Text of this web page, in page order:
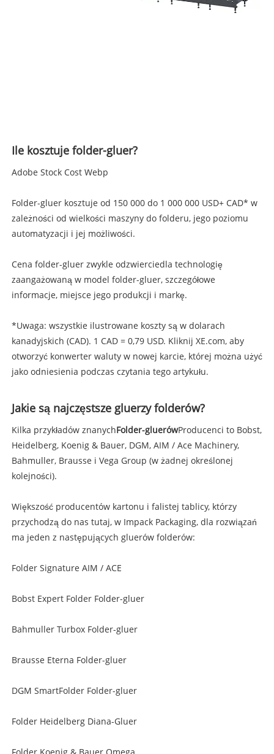
Ile kosztuje folder-gluer?
Adobe Stock Cost Webp
Folder-gluer kosztuje od 150 000 do 1 000 000 USD+ CAD* w
zależności od wielkości maszyny do folderu, jego poziomu
automatyzacji i jej możliwości.
Cena folder-gluer zwykle odzwierciedla technologię
zaangażowaną w model folder-gluer, szczegółowe
informacje, miejsce jego produkcji i markę.
*Uwaga: wszystkie ilustrowane koszty są w dolarach
kanadyjskich (CAD). 1 CAD = 0,79 USD. Kliknij XE.com, aby
otworzyć konwerter waluty w nowej karcie, której można użyć
jako odniesienia podczas czytania tego artykułu.
Jakie są najczęstsze gluerzy folderów?
Kilka przykładów znanychFolder-gluerówProducenci to Bobst,
Heidelberg, Koenig & Bauer, DGM, AIM / Ace Machinery,
Bahmuller, Brausse i Vega Group (w żadnej określonej
kolejności).
Większość producentów kartonu i falistej tablicy, którzy
przychodzą do nas tutaj, w Impack Packaging, dla rozwiązań
ma jeden z następujących gluerów folderów:
Folder Signature AIM / ACE
Bobst Expert Folder Folder-gluer
Bahmuller Turbox Folder-gluer
Brausse Eterna Folder-gluer
DGM SmartFolder Folder-gluer
Folder Heidelberg Diana-Gluer
Folder Koenig & Bauer Omega